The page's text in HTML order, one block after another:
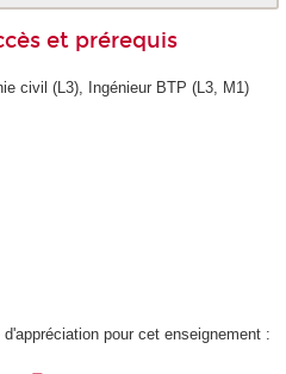
et prérequis
civil (L3), Ingénieur BTP (L3, M1)
pour cet enseignement :